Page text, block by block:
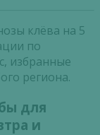
клёва на 5
по
избранные
региона.
для
и